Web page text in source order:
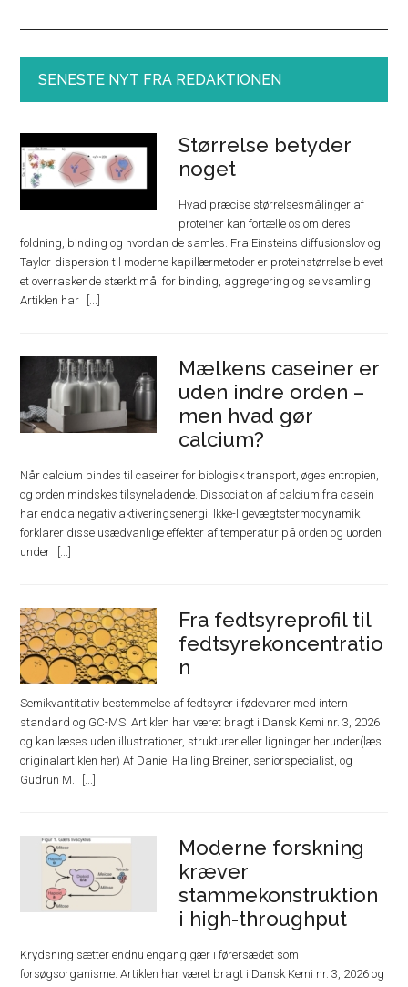
SENESTE NYT FRA REDAKTIONEN
Størrelse betyder
noget
Hvad præcise størrelsesmålinger af
proteiner kan fortælle os om deres
foldning, binding og hvordan de samles. Fra Einsteins diffusionslov og
Taylor-dispersion til moderne kapillærmetoder er proteinstørrelse blevet
et overraskende stærkt mål for binding, aggregering og selvsamling.
Artiklen har
Mælkens caseiner er
uden indre orden –
men hvad gør
calcium?
Når calcium bindes til caseiner for biologisk transport, øges entropien,
og orden mindskes tilsyneladende. Dissociation af calcium fra casein
har endda negativ aktiveringsenergi. Ikke-ligevægtstermodynamik
forklarer disse usædvanlige effekter af temperatur på orden og uorden
under
Fra fedtsyreprofil til
fedtsyrekoncentratio
n
Semikvantitativ bestemmelse af fedtsyrer i fødevarer med intern
standard og GC-MS. Artiklen har været bragt i Dansk Kemi nr. 3, 2026
og kan læses uden illustrationer, strukturer eller ligninger herunder(læs
originalartiklen her) Af Daniel Halling Breiner, seniorspecialist, og
Gudrun M.
Moderne forskning
kræver
stammekonstruktion
i high-throughput
Krydsning sætter endnu engang gær i førersædet som
forsøgsorganisme. Artiklen har været bragt i Dansk Kemi nr. 3, 2026 og